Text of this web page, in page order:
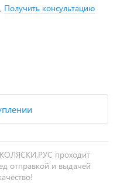
Получить консультацию
проходит
отправкой и выдачей